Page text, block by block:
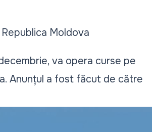
Moldova
va opera curse pe
Anunțul a fost făcut de către